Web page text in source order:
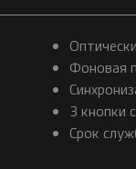
Фоновая
3 кнопки
Срок